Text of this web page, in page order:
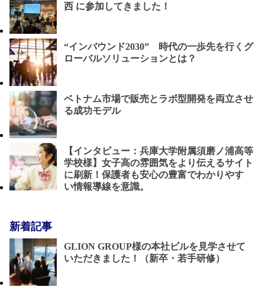
西 に参加してきました！
“インバウンド2030” 時代の一歩先を行くグ
ローバルソリューションとは？
ベトナム市場で販売とラボ型開発を両立させ
る成功モデル
【インタビュー：兵庫大学附属須磨ノ浦高等
学校様】女子高の雰囲気をより伝えるサイト
に刷新！保護者も安心の豊富でわかりやす
い情報導線を意識。
新着記事
GLION GROUP様の本社ビルを見学させて
いただきました！（新卒・若手研修）